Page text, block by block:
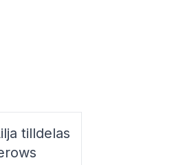
tilldelas